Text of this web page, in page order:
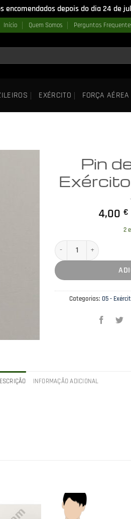
depois do dia 24 de
Início Quem Somos Perguntas
EXÉRCITO FORÇA AÉREA
Pin
4,00 €
2
Quantidade de Pin de
Categorias: 05 -
INFORMAÇÃO ADICIONAL